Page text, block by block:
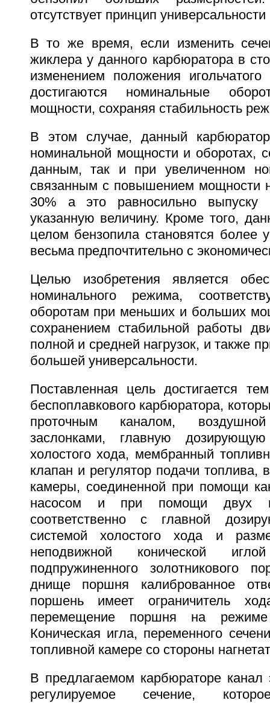
отсутствует принцип
В то же время, если изменить
жиклера у данного карбюратора в
изменением положения
достигаются номинальные
мощности, сохраняя стабильность
В этом случае, данный
номинальной мощности и оборотах,
данным, так и при увеличенном
связанным с повышением мощности
30% а это равносильно
указанную величину. Кроме того,
целом бензопила становятся более
весьма предпочтительно с
Целью изобретения является
номинального режима,
оборотам при меньших и больших
сохранением стабильной работы
полной и средней нагрузок, и также
большей универсальности.
Поставленная цель достигается
беспоплавкового карбюратора,
проточным каналом,
заслонками, главную
холостого хода, мембранный
клапан и регулятор подачи топлива,
камеры, соединенной при помощи
насосом и при помощи двух
соответственно с главной
системой холостого хода и
неподвижной конической
подпружиненного золотникового
днище поршня калиброванное
поршень имеет ограничитель
перемещение поршня на режиме
Коническая игла, переменного
топливной камере со стороны
В предлагаемом карбюраторе канал
регулируемое сечение,